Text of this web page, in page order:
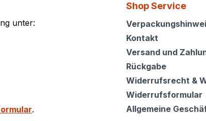
unter:
.
Shop Service
Shop
Kontakt
Versand und
Rückgabe
Widerrufsrecht &
Widerrufsformular
Allgemeine